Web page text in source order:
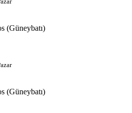
(Güneybatı)
(Güneybatı)